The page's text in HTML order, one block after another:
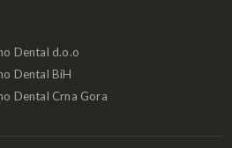
Dental d.o.o
Dental BiH
Dental Crna Gora